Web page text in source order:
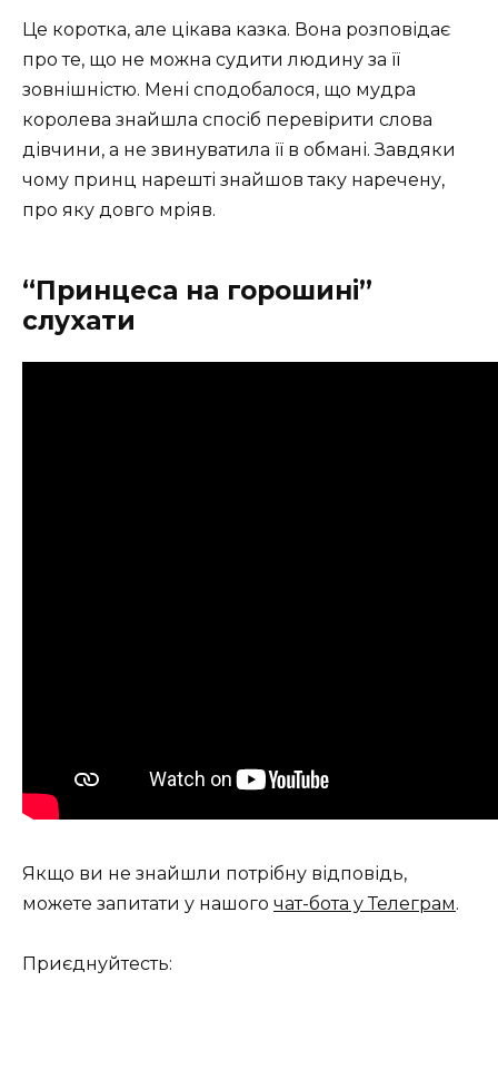
Це коротка, але цікава казка. Вона розповідає
про те, що не можна судити людину за її
зовнішністю. Мені сподобалося, що мудра
королева знайшла спосіб перевірити слова
дівчини, а не звинуватила її в обмані. Завдяки
чому принц нарешті знайшов таку наречену,
про яку довго мріяв.
“Принцеса на горошині”
слухати
Якщо ви не знайшли потрібну відповідь,
можете запитати у нашого чат-бота у Телеграм.
Приєднуйтесть: